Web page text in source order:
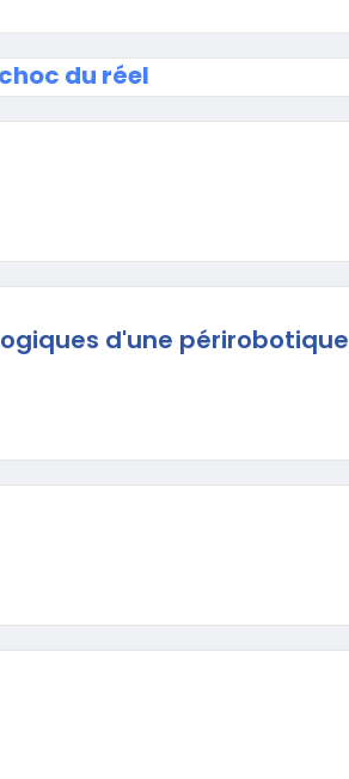
du réel
d'une périrobotique